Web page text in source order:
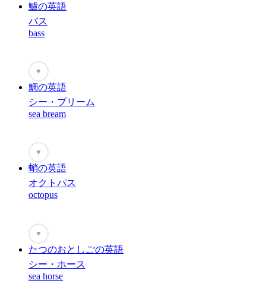
鱸の英語
バス
bass
♥
鯛の英語
シー・ブリーム
sea bream
♥
蛸の英語
オクトパス
octopus
♥
たつのおとしごの英語
シー・ホース
sea horse